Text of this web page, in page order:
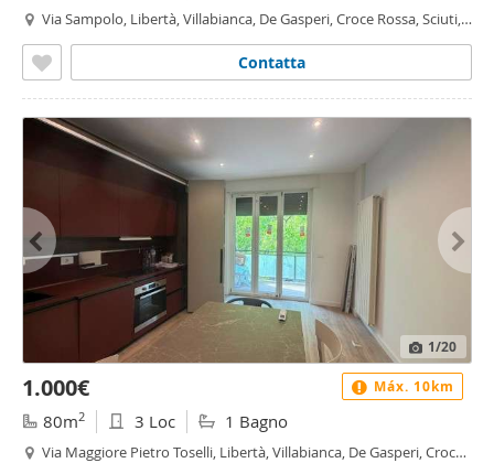
Via Sampolo, Libertà, Villabianca, De Gasperi, Croce Rossa, Sciuti,
Contatta
1/20
1.000€
80m2 3 Loc 1 Bagno
Via Maggiore Pietro Toselli, Libertà, Villabianca, De Gasperi, Croce
Máx. 10km